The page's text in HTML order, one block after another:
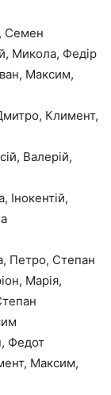
Семен
Микола, Федір
Максим,
Климент,
Валерій,
Інокентій,
Петро, Степан
Марія,
Федот
Максим,